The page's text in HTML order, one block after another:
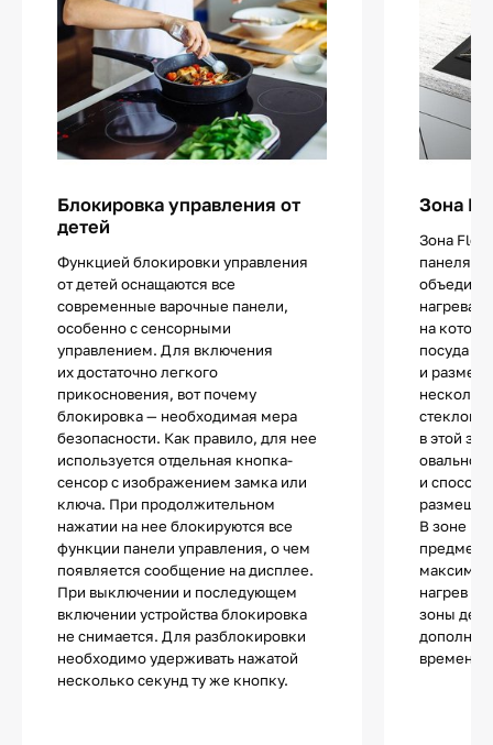
Блокировка управления от
детей
Функцией блокировки управления
от детей оснащаются все
современные варочные панели,
особенно с сенсорными
управлением. Для включения
их достаточно легкого
прикосновения, вот почему
блокировка — необходимая мера
безопасности. Как правило, для нее
используется отдельная кнопка-
сенсор с изображением замка или
ключа. При продолжительном
нажатии на нее блокируются все
функции панели управления, о чем
появляется сообщение на дисплее.
При выключении и последующем
включении устройства блокировка
не снимается. Для разблокировки
необходимо удерживать нажатой
несколько секунд ту же кнопку.
Зона
Зона
панелях
нагрева
на
посуда
и
в этой
и
В зоне
нагрев
зоны